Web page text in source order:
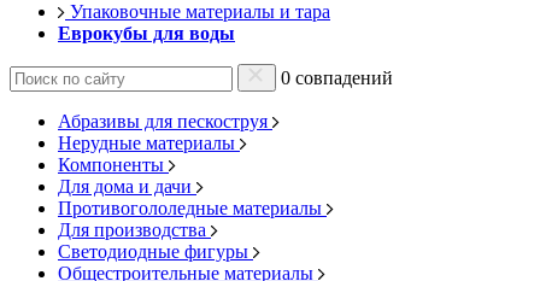
Упаковочные материалы и тара
Еврокубы для воды
0 совпадений
Абразивы для пескоструя
Нерудные материалы
Компоненты
Для дома и дачи
Противогололедные материалы
Для производства
Светодиодные фигуры
Общестроительные материалы